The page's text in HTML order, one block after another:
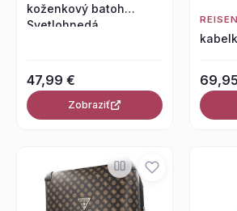
koženkový batoh
Svetlohnedá
47,99 €
Zobraziť